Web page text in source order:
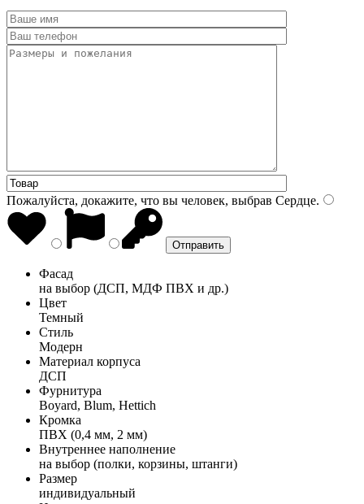
Пожалуйста, докажите, что вы человек, выбрав Сердце.
Фасад
на выбор (ДСП, МДФ ПВХ и др.)
Цвет
Темный
Стиль
Модерн
Материал корпуса
ДСП
Фурнитура
Boyard, Blum, Hettich
Кромка
ПВХ (0,4 мм, 2 мм)
Внутреннее наполнение
на выбор (полки, корзины, штанги)
Размер
индивидуальный